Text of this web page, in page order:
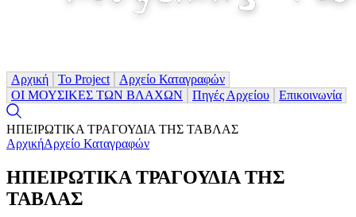
Αρχική Το Project
Αρχείο Καταγραφών
ΟΙ ΜΟΥΣΙΚΕΣ ΤΩΝ ΒΛΑΧΩΝ
Πηγές Αρχείου Επικοινωνία
ΗΠΕΙΡΩΤΙΚΑ ΤΡΑΓΟΥΔΙΑ ΤΗΣ ΤΑΒΛΑΣ
ΑρχικήΑρχείο Καταγραφών
ΗΠΕΙΡΩΤΙΚΑ ΤΡΑΓΟΥΔΙΑ ΤΗΣ
ΤΑΒΛΑΣ